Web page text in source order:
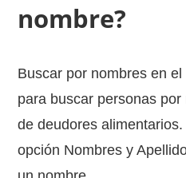
nombre?
Buscar por nombres en
para buscar personas
de deudores
opción Nombres y